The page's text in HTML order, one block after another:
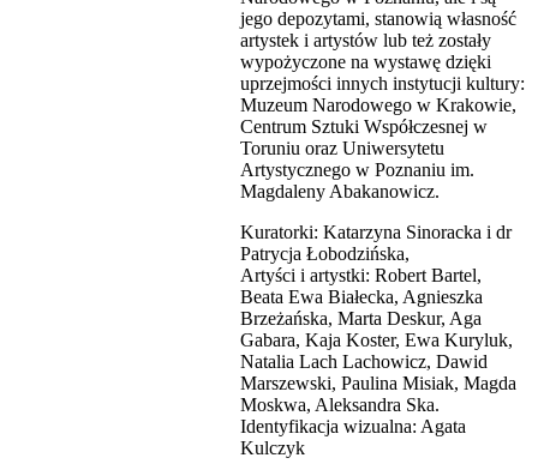
jego depozytami, stanowią własność
artystek i artystów lub też zostały
wypożyczone na wystawę dzięki
uprzejmości innych instytucji kultury:
Muzeum Narodowego w Krakowie,
Centrum Sztuki Współczesnej w
Toruniu oraz Uniwersytetu
Artystycznego w Poznaniu im.
Magdaleny Abakanowicz.
Kuratorki: Katarzyna Sinoracka i dr
Patrycja Łobodzińska,
Artyści i artystki: Robert Bartel,
Beata Ewa Białecka, Agnieszka
Brzeżańska, Marta Deskur, Aga
Gabara, Kaja Koster, Ewa Kuryluk,
Natalia Lach Lachowicz, Dawid
Marszewski, Paulina Misiak, Magda
Moskwa, Aleksandra Ska.
Identyfikacja wizualna: Agata
Kulczyk